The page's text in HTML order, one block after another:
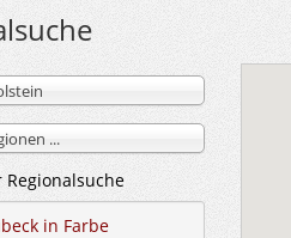
...
Regionalsuche
in Farbe